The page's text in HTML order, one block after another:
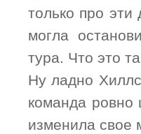
только про
могла
тура. Что это
Ну ладно
команда ровно
изменила свое